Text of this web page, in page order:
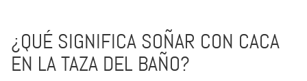
¿QUÉ SIGNIFICA SOÑAR CON CACA
EN LA TAZA DEL BAÑO?